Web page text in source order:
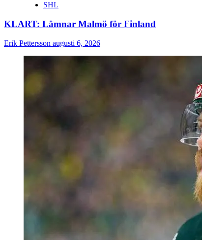
SHL
KLART: Lämnar Malmö för Finland
Erik Pettersson augusti 6, 2026